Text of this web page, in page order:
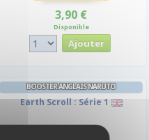
3,90 €
Disponible
BOOSTER ANGLAIS NARUTO
Earth Scroll : Série 1